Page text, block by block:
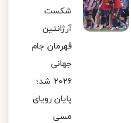
شکست
آرژانتین
قهرمان جام
جهانی
۲۰۲۶ شد؛
پایان رویای
مسی